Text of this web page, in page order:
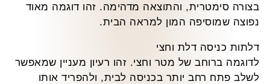
בצורה סימטרית, והתוצאה מדהימה. זהו דוגמה מאוד
נפוצה שמוסיפה המון למראה הבית.
דלתות כניסה דלת וחצי
לדוגמה ברוחב של מטר וחצי. זהו רעיון מעניין שמאפשר
לשלב פתח רחב יותר בכניסה לבית, ולהפריד אותו